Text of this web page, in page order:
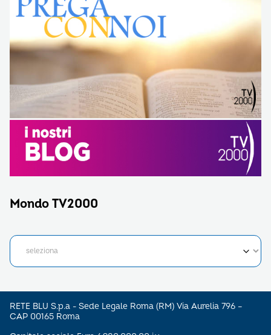
Mondo TV2000
RETE BLU S.p.a - Sede Legale Roma (RM) Via Aurelia 796 –
CAP 00165 Roma